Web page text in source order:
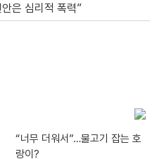
은 심리적 폭력”
“너무 더워서”…물고기 잡는 호
랑이?